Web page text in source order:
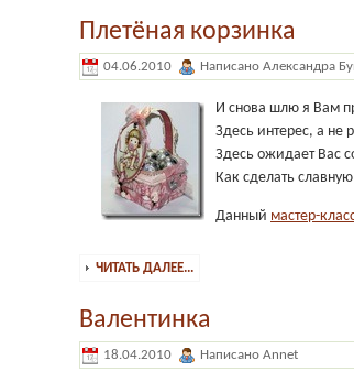
Плетёная корзинка
04.06.2010 Написано Александра
И снова шлю я Вам
Здесь интерес, а не
Здесь ожидает Вас
Как сделать
Данный мастер-
ЧИТАТЬ ДАЛЕЕ...
Валентинка
18.04.2010 Написано Annet